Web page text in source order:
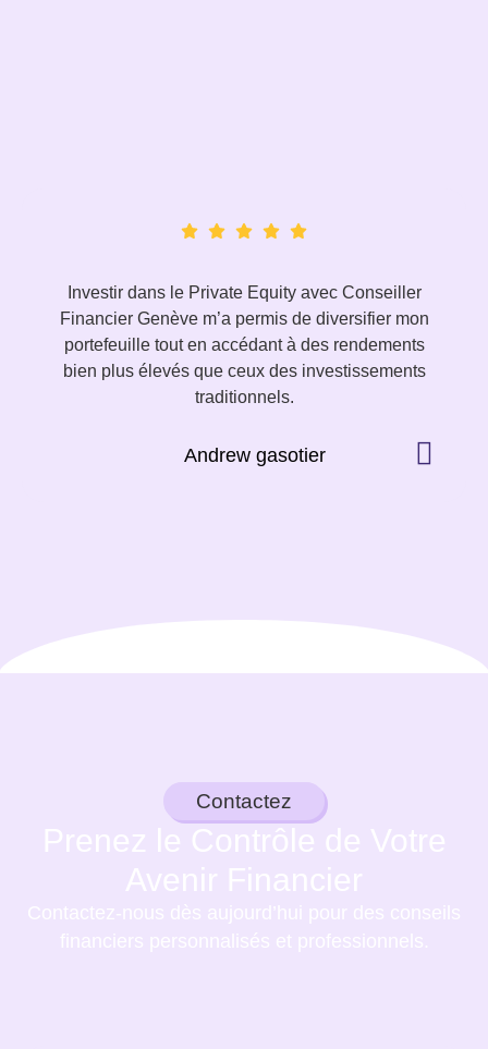
Investir dans le Private Equity avec Conseiller
Financier Genève m’a permis de diversifier mon
portefeuille tout en accédant à des rendements
bien plus élevés que ceux des investissements
traditionnels.
Andrew gasotier
Contactez
Prenez le Contrôle de Votre
Avenir Financier
Contactez-nous dès aujourd’hui pour des conseils
financiers personnalisés et professionnels.